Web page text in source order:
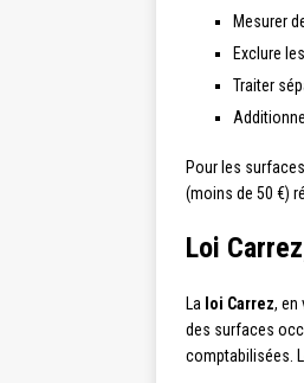
Mesurer
Exclure les
Traiter
Pour les
(moins de 50 €)
Loi
La loi Carrez, en
des surfaces
comptabilisées.